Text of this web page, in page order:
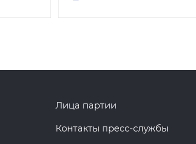
Лица партии
Контакты пресс-службы